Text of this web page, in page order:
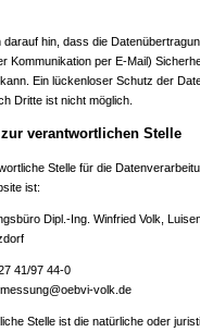
darauf hin, dass die
Kommunikation per E-Mail)
Ein lückenloser Schutz der
Dritte ist nicht möglich.
verantwortlichen Stelle
Stelle für die
ist:
Dipl.-Ing. Winfried Volk,
41/97 44-0
volk.de
Stelle ist die natürliche oder